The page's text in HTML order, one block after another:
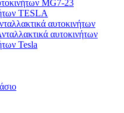
MG7-23
TESLA
αυτοκινήτων
αυτοκινήτων
Tesla